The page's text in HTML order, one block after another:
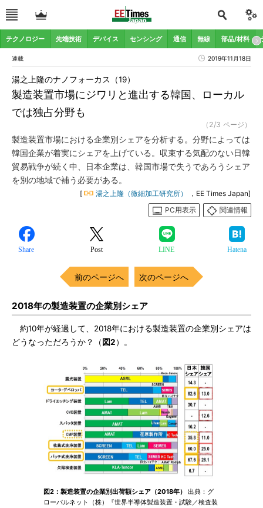
テクノロジー 先端技術 デバイス センシング 通信 無線 部品/材料
連載 2019年11月18日
製造装置市場にジワリと進出する韓国、ローカル
では独占分野も
湯之上隆のナノフォーカス（19）
（2/3 ページ）
製造装置市場における企業別シェアを分析する。分野によっては
韓国企業が着実にシェアを上げている。収束する気配のない日韓
貿易戦争が続く中、日本企業は、韓国市場で失うであろうシェア
を別の地域で補う必要がある。
[ 湯之上隆（微細加工研究所）
，EE Times Japan]
PC用表示
関連情報
Share Post LINE Hatena
前のページへ 次のページへ
2018年の製造装置の企業別シェア
約10年が経過して、2018年における製造装置の企業別シェアは
どうなっただろうか？（ 図2）。
図2：製造装置の企業別出荷額シェア（2018年）
出典：グ
ローバルネット（株）『世界半導体製造装置・試験／検査装